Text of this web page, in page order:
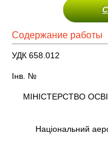
Содержание работы
УДК 658.012
Інв. №
МІНІСТЕРСТВО
Національний